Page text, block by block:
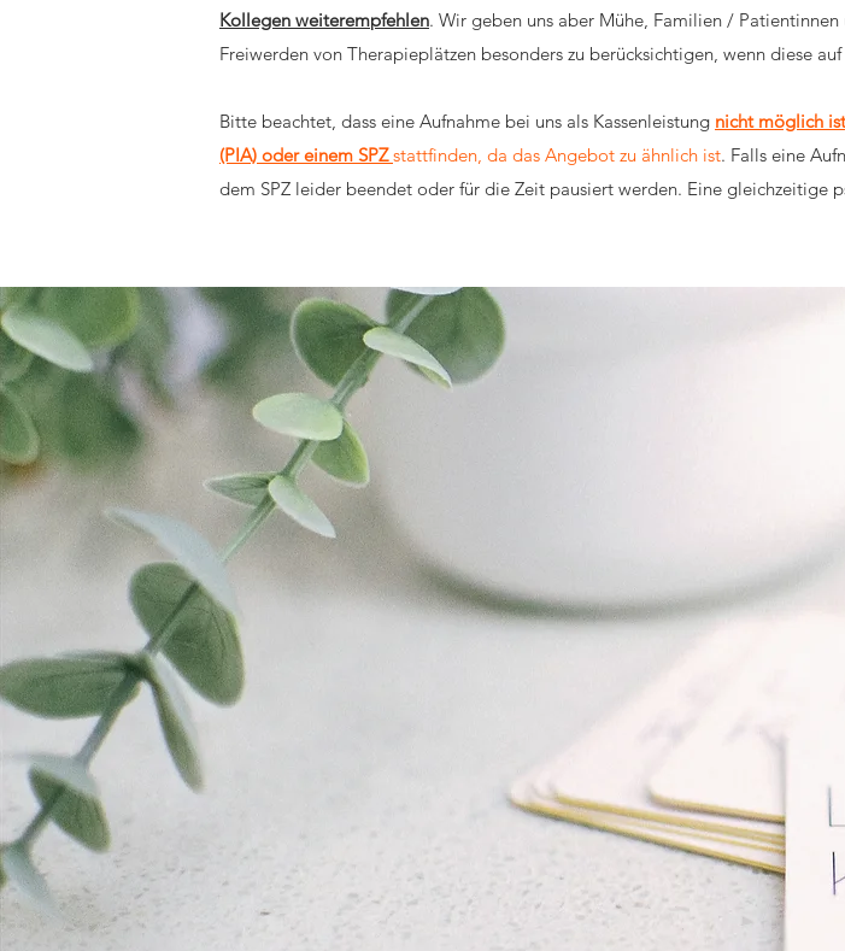
Kollegen weiterempfehlen. Wir geben uns aber Mühe, Familien /
Freiwerden von Therapieplätzen besonders zu berücksichtigen, wenn diese
Bitte beachtet, dass eine Aufnahme bei uns als Kassenleistung nicht möglich
(PIA) oder einem SPZstattfinden, da das Angebot zu ähnlich ist. Falls eine
dem SPZ leider beendet oder für die Zeit pausiert werden. Eine gleichzeitige